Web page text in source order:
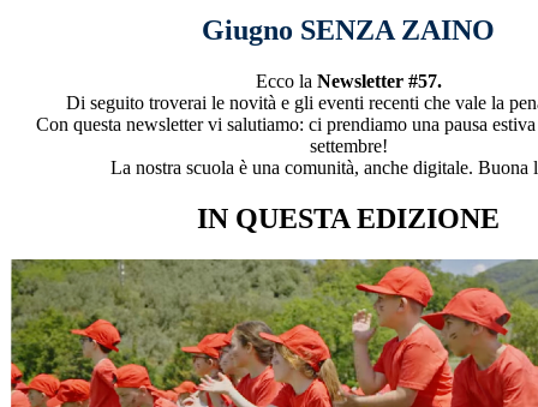
Giugno SENZA ZAINO
Ecco la Newsletter #57.
Di seguito troverai le novità e gli eventi recenti che vale la
Con questa newsletter vi salutiamo: ci prendiamo una pausa
settembre!
La nostra scuola è una comunità, anche digitale. Buona
IN QUESTA EDIZIONE